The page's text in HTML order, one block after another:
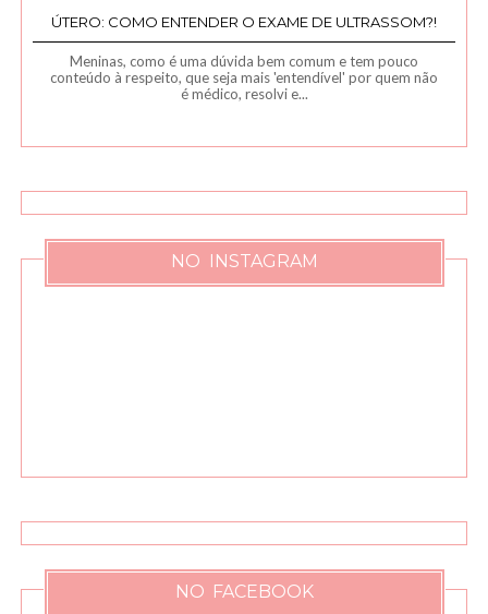
ÚTERO: COMO ENTENDER O EXAME DE ULTRASSOM?!
Meninas, como é uma dúvida bem comum e tem pouco
conteúdo à respeito, que seja mais 'entendível' por quem não
é médico, resolvi e...
NO INSTAGRAM
NO FACEBOOK